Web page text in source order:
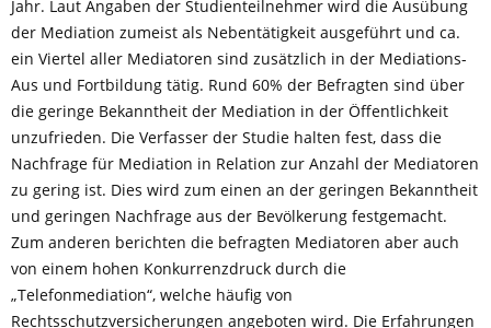
Jahr. Laut Angaben der Studienteilnehmer wird die Ausübung
der Mediation zumeist als Nebentätigkeit ausgeführt und ca.
ein Viertel aller Mediatoren sind zusätzlich in der Mediations-
Aus und Fortbildung tätig. Rund 60% der Befragten sind über
die geringe Bekanntheit der Mediation in der Öffentlichkeit
unzufrieden. Die Verfasser der Studie halten fest, dass die
Nachfrage für Mediation in Relation zur Anzahl der Mediatoren
zu gering ist. Dies wird zum einen an der geringen Bekanntheit
und geringen Nachfrage aus der Bevölkerung festgemacht.
Zum anderen berichten die befragten Mediatoren aber auch
von einem hohen Konkurrenzdruck durch die
„Telefonmediation“, welche häufig von
Rechtsschutzversicherungen angeboten wird. Die Erfahrungen